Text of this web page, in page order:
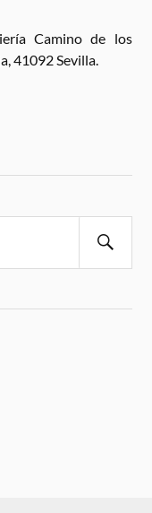
Camino de los
41092 Sevilla.